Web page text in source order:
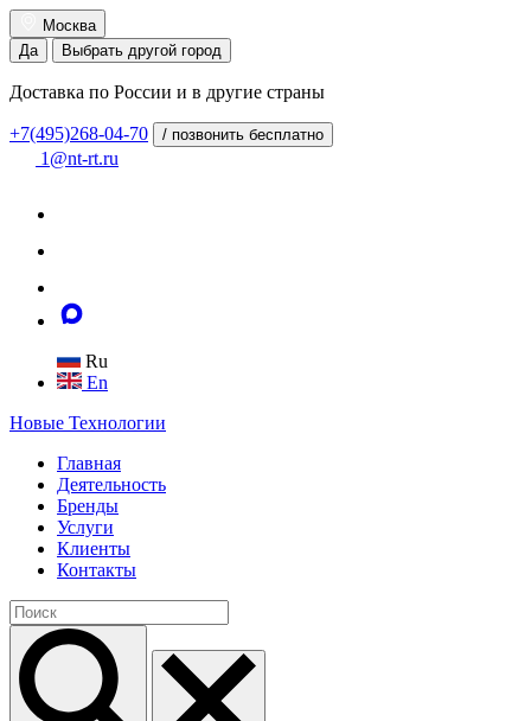
Москва
Да
Выбрать другой город
Доставка по России и в другие страны
+7(495)268-04-70 / позвонить бесплатно
1@nt-rt.ru
Ru
En
Новые Технологии
Главная
Деятельность
Бренды
Услуги
Клиенты
Контакты